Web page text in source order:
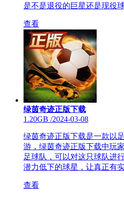
是不是退役的巨星还是现役
查看
绿茵奇迹正版下载
1.20GB /2024-03-08
绿茵奇迹正版下载是一款以
游，绿茵奇迹正版下载中玩
足球队，可以对这只球队进
潜力低下的球星，让真正有
查看